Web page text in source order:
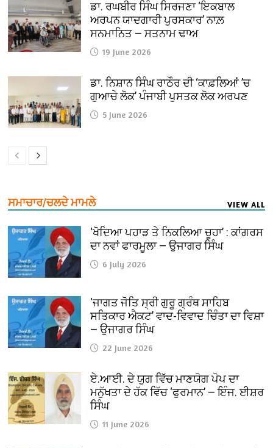
ਡਾ. ਰਘਬੀਰ ਸਿੰਘ ਸਿਰਜਣਾ ‘ਇਕਬਾਲ
ਅਰਪਨ ਯਾਦਗਾਰੀ ਪੁਰਸਕਾਰ’ ਨਾਲ਼
ਸਨਮਾਨਿਤ — ਸਤਨਾਮ ਢਾਅ
19 June 2026
ਡਾ. ਨਿਸ਼ਾਨ ਸਿੰਘ ਰਾਠੌਰ ਦੀ ‘ਕਾਫ਼ਲਿਆਂ ’ਚ
ਗੁਆਚੇ ਲੋਕ’ ਪੰਜਾਬੀ ਪੁਸਤਕ ਲੋਕ ਅਰਪਣ
5 June 2026
ਸਮਾਚਾਰ/ਚਲਦੇ ਮਾਮਲੇ VIEW ALL
‘ਖੋਦਿਆ ਪਹਾੜ ਤੇ ਨਿਕਲਿਆ ਚੂਹਾ’ : ਕਾਂਗਰਸ
ਦਾ ਨਵਾਂ ਫਾਰਮੂਲਾ — ਉਜਾਗਰ ਸਿੰਘ
6 July 2026
‘ਜਾਗਤ ਜੋਤਿ ਸ੍ਰੀ ਗੁਰੂ ਗ੍ਰੰਥ ਸਾਹਿਬ
ਸਤਿਕਾਰ ਐਕਟ’ ਵਾਦ-ਵਿਵਾਦ ਚਿੰਤਾ ਦਾ ਵਿਸ਼ਾ
— ਉਜਾਗਰ ਸਿੰਘ
22 June 2026
ਏ.ਆਈ. ਦੇ ਯੁਗ ਵਿੱਚ ਮਾਣਯੋਗ ਪੋਪ ਦਾ
ਮਨੁੱਖਤਾ ਦੇ ਹੱਕ ਵਿੱਚ ‘ਫੁਰਮਾਨ’ — ਇੰਜ. ਈਸ਼ਰ
ਸਿੰਘ
11 June 2026